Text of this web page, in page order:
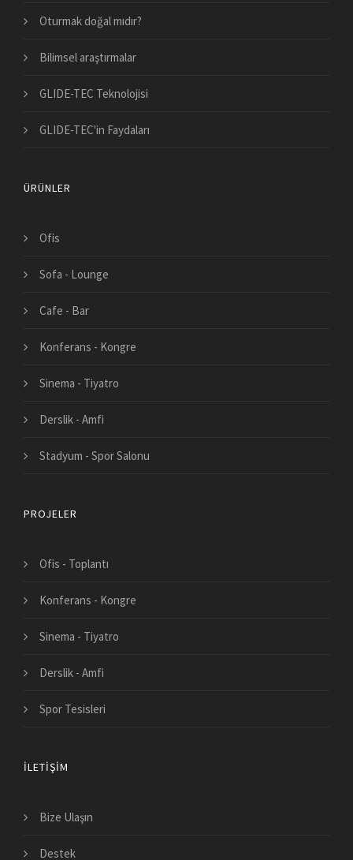
Oturmak doğal mıdır?
Bilimsel araştırmalar
GLIDE-TEC Teknolojisi
GLIDE-TEC'in Faydaları
ÜRÜNLER
Ofis
Sofa - Lounge
Cafe - Bar
Konferans - Kongre
Sinema - Tiyatro
Derslik - Amfi
Stadyum - Spor Salonu
PROJELER
Ofis - Toplantı
Konferans - Kongre
Sinema - Tiyatro
Derslik - Amfi
Spor Tesisleri
İLETIŞIM
Bize Ulaşın
Destek